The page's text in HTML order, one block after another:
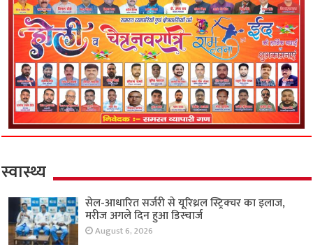
स्वास्थ्य
सेल-आधारित सर्जरी से यूरिथ्रल स्ट्रिक्चर का इलाज,
मरीज अगले दिन हुआ डिस्चार्ज
August 6, 2026